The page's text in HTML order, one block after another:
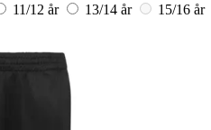
11/12 år 13/14 år
15/16 år